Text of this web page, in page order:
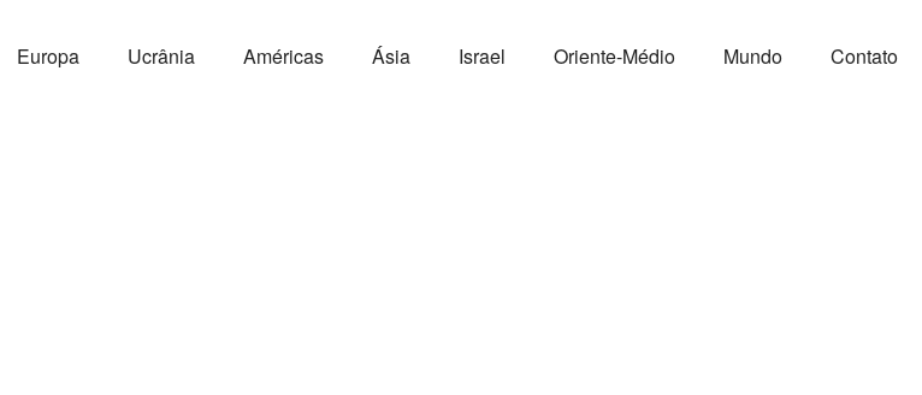
Europa Ucrânia Américas Ásia Israel Oriente-Médio Mundo Contato